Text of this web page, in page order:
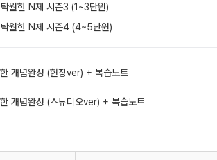
월한 N제 시즌3 (1~3단원)
월한 N제 시즌4 (4~5단원)
개념완성 (현장ver) + 복습노트
개념완성 (스튜디오ver) + 복습노트